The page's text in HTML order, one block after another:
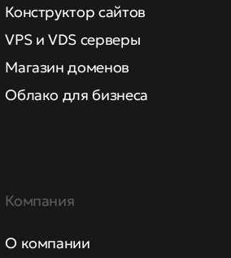
Конструктор сайтов
VPS и VDS серверы
Магазин доменов
Облако для бизнеса
Компания
О компании